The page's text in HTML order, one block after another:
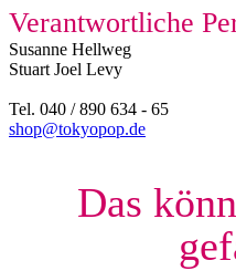
Verantwortliche
Susanne Hellweg​
Stuart Joel Levy
Tel. 040 / 890 634 - 65
shop@tokyopop.de
Das